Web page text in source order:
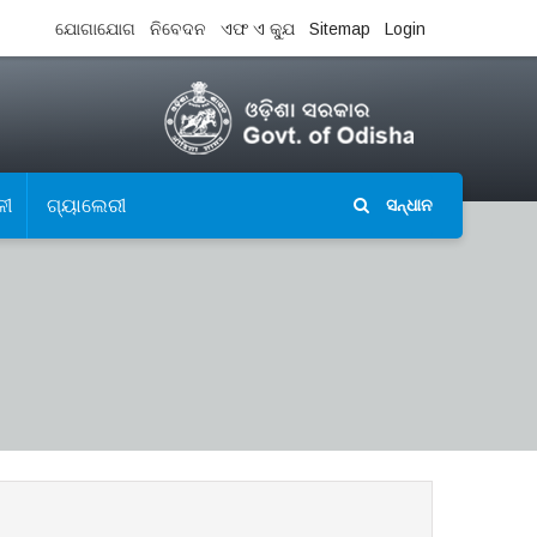
ଯୋଗାଯୋଗ ନିବେଦନ ଏଫ ଏ କ୍ଯୁ Sitemap Login
ଗ୍ୟାଲେରୀ ସନ୍ଧାନ